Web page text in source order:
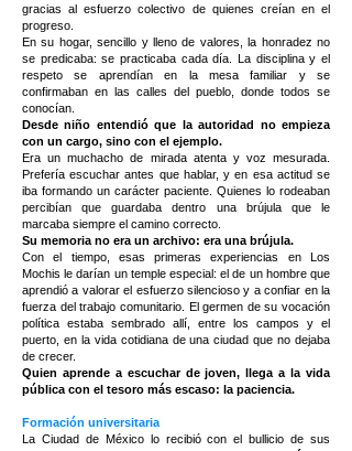
gracias al esfuerzo colectivo de quienes creían en el
progreso.
En su hogar, sencillo y lleno de valores, la honradez no
se predicaba: se practicaba cada día. La disciplina y el
respeto se aprendían en la mesa familiar y se
confirmaban en las calles del pueblo, donde todos se
conocían.
Desde niño entendió que la autoridad no empieza
con un cargo, sino con el ejemplo.
Era un muchacho de mirada atenta y voz mesurada.
Prefería escuchar antes que hablar, y en esa actitud se
iba formando un carácter paciente. Quienes lo rodeaban
percibían que guardaba dentro una brújula que le
marcaba siempre el camino correcto.
Su memoria no era un archivo: era una brújula.
Con el tiempo, esas primeras experiencias en Los
Mochis le darían un temple especial: el de un hombre que
aprendió a valorar el esfuerzo silencioso y a confiar en la
fuerza del trabajo comunitario. El germen de su vocación
política estaba sembrado allí, entre los campos y el
puerto, en la vida cotidiana de una ciudad que no dejaba
de crecer.
Quien aprende a escuchar de joven, llega a la vida
pública con el tesoro más escaso: la paciencia.
Formación universitaria
La Ciudad de México lo recibió con el bullicio de sus